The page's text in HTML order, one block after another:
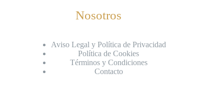
Nosotros
Aviso Legal y Política de Privacidad
Política de Cookies
Términos y Condiciones
Contacto